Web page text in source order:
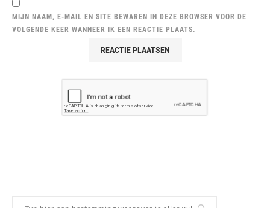
MIJN NAAM, E-MAIL EN SITE BEWAREN IN DEZE BROWSER VOOR DE
VOLGENDE KEER WANNEER IK EEN REACTIE PLAATS.